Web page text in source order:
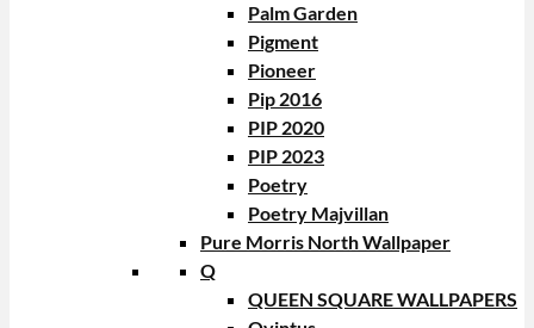
Palm Garden
Pigment
Pioneer
Pip 2016
PIP 2020
PIP 2023
Poetry
Poetry Majvillan
Pure Morris North Wallpaper
Q
QUEEN SQUARE WALLPAPERS